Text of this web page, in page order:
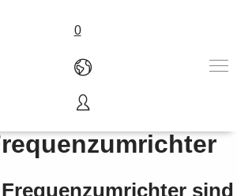
0
für
Frequenzumrichter sind